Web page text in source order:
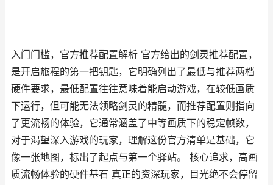
入门门槛，官方推荐配置解析 官方给出的剑灵推荐配置，
是开启旅程的第一把钥匙，它明确列出了最低与推荐两档
硬件要求，最低配置往往意味着能启动游戏，在较低画质
下运行，但可能无法领略剑灵的精髓，而推荐配置则指向
了更流畅的体验，它通常涵盖了中等画质下的稳定帧数，
对于渴望深入游戏的玩家，理解这份官方清单是基础，它
像一张地图，标出了起点与第一个驿站。 核心追求，高画
质流畅体验的硬件基石 真正的资深玩家，目光绝不会停留